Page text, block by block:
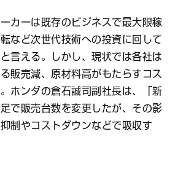
カーは既存のビジネスで最大限稼
など次世代技術への投資に回して
言える。しかし、現状では各社は
販売減、原材料高がもたらすコス
ホンダの倉石誠司副社長は、「新
で販売台数を変更したが、その影
制やコストダウンなどで吸収す